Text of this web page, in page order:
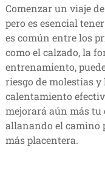
Comenzar un viaje
pero es esencial
es común entre los
como el calzado, la
entrenamiento,
riesgo de molestias
calentamiento
mejorará aún más
allanando el camino
más placentera.